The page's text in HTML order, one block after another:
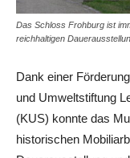
Das Schloss Frohburg ist
reichhaltigen
Dank einer
und Umweltstiftung
(KUS) konnte das
historischen